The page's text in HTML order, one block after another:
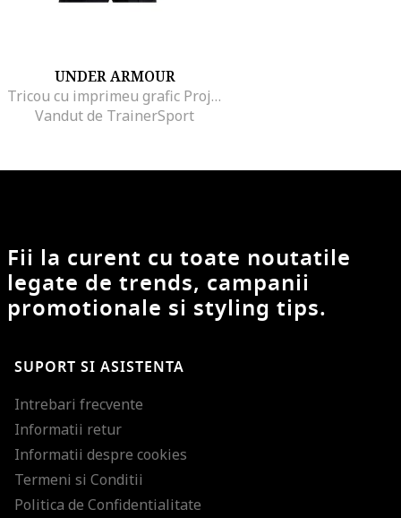
UNDER ARMOUR
Tricou cu imprimeu grafic Project Rock Payoff
Vandut de TrainerSport
Fii la curent cu toate noutatile
legate de trends, campanii
promotionale si styling tips.
SUPORT SI ASISTENTA
Intrebari frecvente
Informatii retur
Informatii despre cookies
Termeni si Conditii
Politica de Confidentialitate